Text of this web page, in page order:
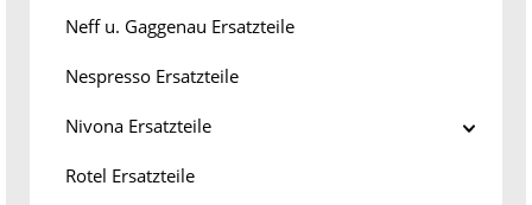
Neff u. Gaggenau Ersatzteile
Nespresso Ersatzteile
Nivona Ersatzteile
Rotel Ersatzteile